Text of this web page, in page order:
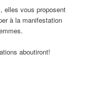
elles vous proposent
à la manifestation
aboutiront!